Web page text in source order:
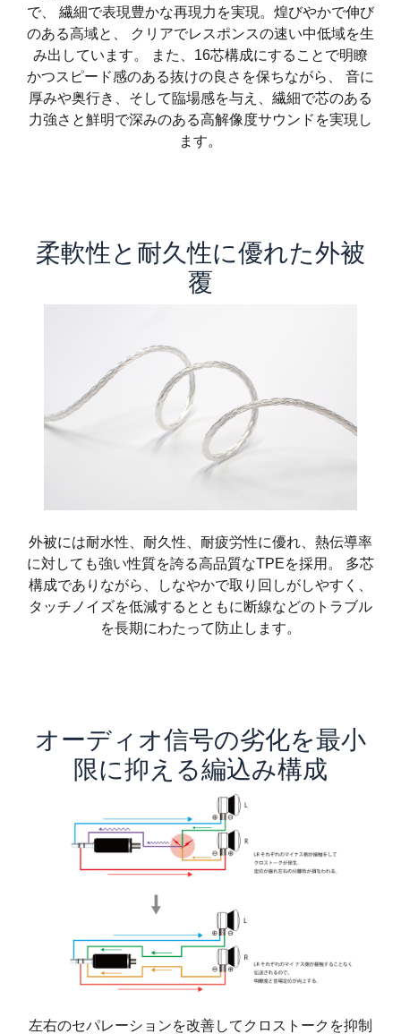
で、 繊細で表現豊かな再現力を実現。煌びやかで伸び
のある高域と、 クリアでレスポンスの速い中低域を生
み出しています。 また、16芯構成にすることで明瞭
かつスピード感のある抜けの良さを保ちながら、 音に
厚みや奥行き、そして臨場感を与え、繊細で芯のある
力強さと鮮明で深みのある高解像度サウンドを実現し
ます。
柔軟性と耐久性に優れた外被
覆
外被には耐水性、耐久性、耐疲労性に優れ、熱伝導率
に対しても強い性質を誇る高品質なTPEを採用。 多芯
構成でありながら、しなやかで取り回しがしやすく、
タッチノイズを低減するとともに断線などのトラブル
を長期にわたって防止します。
オーディオ信号の劣化を最小
限に抑える編込み構成
左右のセパレーションを改善してクロストークを抑制